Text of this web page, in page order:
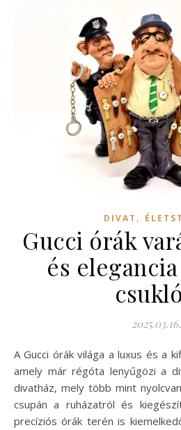
DIVAT ,
Gucci órák
és
2025.03.16.
A Gucci órák világa a luxus és a kifinomultság szimbóluma,
amely már régóta lenyűgözi a
divatház, mely több mint
csupán a ruházatról és
precíziós órák terén is